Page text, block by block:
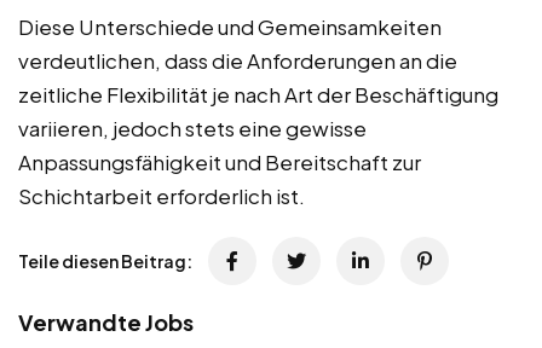
Diese Unterschiede und Gemeinsamkeiten
verdeutlichen, dass die Anforderungen an die
zeitliche Flexibilität je nach Art der Beschäftigung
variieren, jedoch stets eine gewisse
Anpassungsfähigkeit und Bereitschaft zur
Schichtarbeit erforderlich ist.
Teile diesen Beitrag:
Verwandte Jobs